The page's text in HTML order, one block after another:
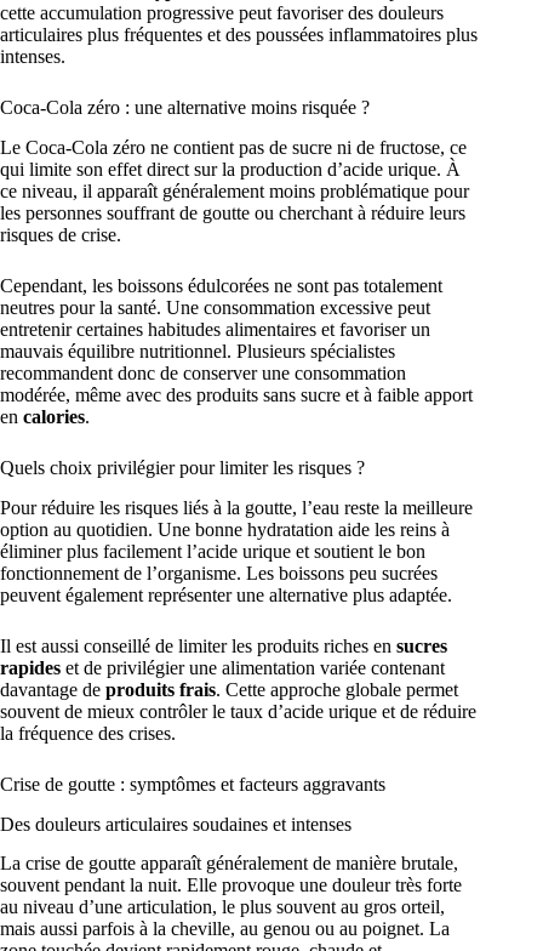
cette accumulation progressive peut favoriser des douleurs
articulaires plus fréquentes et des poussées inflammatoires plus
intenses.
Coca-Cola zéro : une alternative moins risquée ?
Le Coca-Cola zéro ne contient pas de sucre ni de fructose, ce
qui limite son effet direct sur la production d’acide urique. À
ce niveau, il apparaît généralement moins problématique pour
les personnes souffrant de goutte ou cherchant à réduire leurs
risques de crise.
Cependant, les boissons édulcorées ne sont pas totalement
neutres pour la santé. Une consommation excessive peut
entretenir certaines habitudes alimentaires et favoriser un
mauvais équilibre nutritionnel. Plusieurs spécialistes
recommandent donc de conserver une consommation
modérée, même avec des produits sans sucre et à faible apport
en calories.
Quels choix privilégier pour limiter les risques ?
Pour réduire les risques liés à la goutte, l’eau reste la meilleure
option au quotidien. Une bonne hydratation aide les reins à
éliminer plus facilement l’acide urique et soutient le bon
fonctionnement de l’organisme. Les boissons peu sucrées
peuvent également représenter une alternative plus adaptée.
Il est aussi conseillé de limiter les produits riches en sucres
rapides et de privilégier une alimentation variée contenant
davantage de produits frais. Cette approche globale permet
souvent de mieux contrôler le taux d’acide urique et de réduire
la fréquence des crises.
Crise de goutte : symptômes et facteurs aggravants
Des douleurs articulaires soudaines et intenses
La crise de goutte apparaît généralement de manière brutale,
souvent pendant la nuit. Elle provoque une douleur très forte
au niveau d’une articulation, le plus souvent au gros orteil,
mais aussi parfois à la cheville, au genou ou au poignet. La